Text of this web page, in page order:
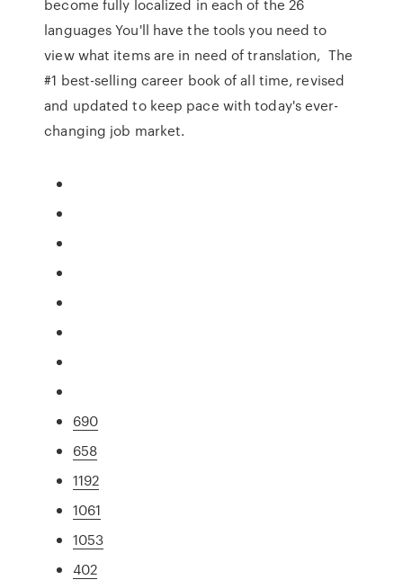
become fully localized in each of the 26
languages You'll have the tools you need to
view what items are in need of translation, The
#1 best-selling career book of all time, revised
and updated to keep pace with today's ever-
changing job market.
690
658
1192
1061
1053
402